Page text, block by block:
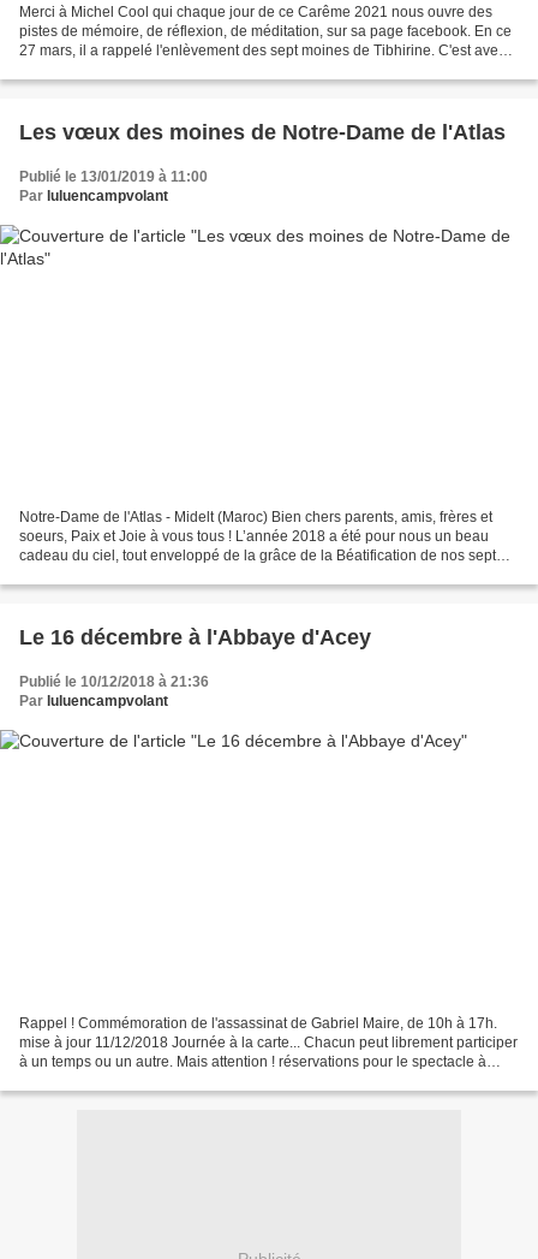
Merci à Michel Cool qui chaque jour de ce Carême 2021 nous ouvre des
pistes de mémoire, de réflexion, de méditation, sur sa page facebook. En ce
27 mars, il a rappelé l'enlèvement des sept moines de Tibhirine. C'est avec
Les vœux des moines de Notre-Dame de l'Atlas
Publié le 13/01/2019 à 11:00
Par luluencampvolant
Notre-Dame de l'Atlas - Midelt (Maroc) Bien chers parents, amis, frères et
soeurs, Paix et Joie à vous tous ! L’année 2018 a été pour nous un beau
cadeau du ciel, tout enveloppé de la grâce de la Béatification de nos sept
Le 16 décembre à l'Abbaye d'Acey
Publié le 10/12/2018 à 21:36
Par luluencampvolant
Rappel ! Commémoration de l'assassinat de Gabriel Maire, de 10h à 17h.
mise à jour 11/12/2018 Journée à la carte... Chacun peut librement participer
à un temps ou un autre. Mais attention ! réservations pour le spectacle à